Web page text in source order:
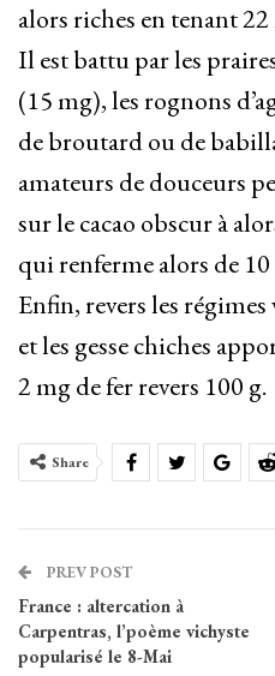
alors riches en tenant
Il est battu par les
(15 mg), les rognons
de broutard ou de
amateurs de douceurs
sur le cacao obscur à
qui renferme alors de
Enfin, revers les
et les gesse chiches
2 mg de fer revers 100 g.
Share
PREV POST
France : altercation à
Carpentras, l’poème vichyste
popularisé le 8-Mai